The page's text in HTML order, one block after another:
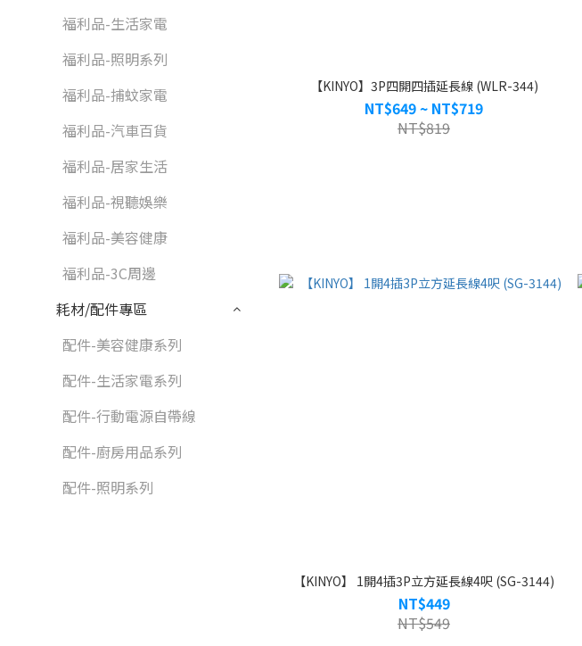
福利品-生活家電
福利品-照明系列
福利品-捕蚊家電
福利品-汽車百貨
福利品-居家生活
福利品-視聽娛樂
福利品-美容健康
福利品-3C周邊
耗材/配件專區
配件-美容健康系列
配件-生活家電系列
配件-行動電源自帶線
配件-廚房用品系列
配件-照明系列
【KINYO】3P四開四插延長線 (WLR-344)
NT$649 ~ NT$719
NT$819
【KINYO】 1開4插3P立方延長線4呎 (SG-3144)
NT$449
NT$549